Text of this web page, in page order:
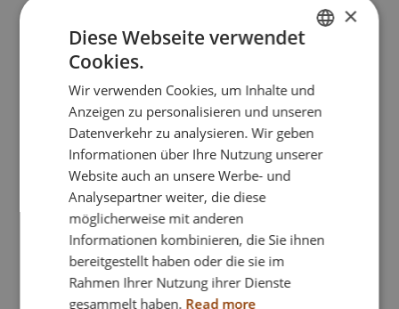
Komplette dynamische Rollstühle
DANISH
FRENCH
GERMAN
NORWEGIAN
×
Diese Webseite verwendet
Cookies.
Wir verwenden Cookies, um Inhalte und
Anzeigen zu personalisieren und unseren
Datenverkehr zu analysieren. Wir geben
Informationen über Ihre Nutzung unserer
Website auch an unsere Werbe- und
Analysepartner weiter, die diese
möglicherweise mit anderen
Informationen kombinieren, die Sie ihnen
bereitgestellt haben oder die sie im
Rahmen Ihrer Nutzung ihrer Dienste
gesammelt haben. Read more